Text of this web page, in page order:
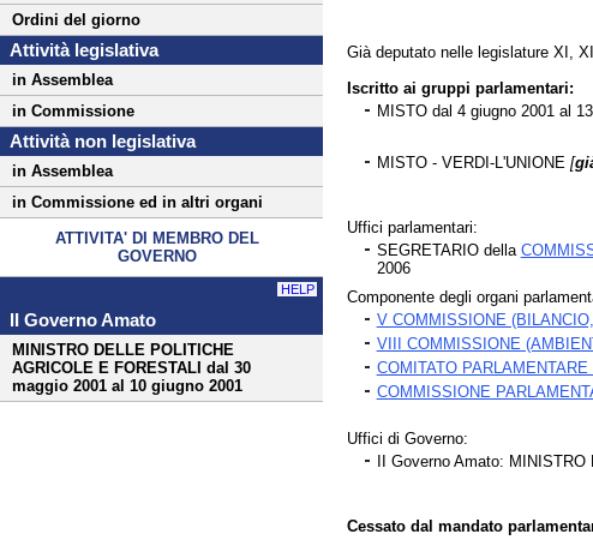
Ordini del giorno
Attività legislativa
in Assemblea
in Commissione
Attività non legislativa
in Assemblea
in Commissione ed in altri organi
ATTIVITA' DI MEMBRO DEL
GOVERNO
HELP
II Governo Amato
MINISTRO DELLE POLITICHE
AGRICOLE E FORESTALI dal 30
maggio 2001 al 10 giugno 2001
Già deputato nelle legislature XI,
Iscritto ai gruppi parlamentari:
MISTO dal 4 giugno 2001 al
MISTO - VERDI-L'UNIONE [
Uffici parlamentari:
SEGRETARIO della
2006
Componente degli organi
V COMMISSIONE
VIII COMMISSIONE
COMITATO
COMMISSIONE
Uffici di Governo:
II Governo Amato: MINISTRO
Cessato dal mandato